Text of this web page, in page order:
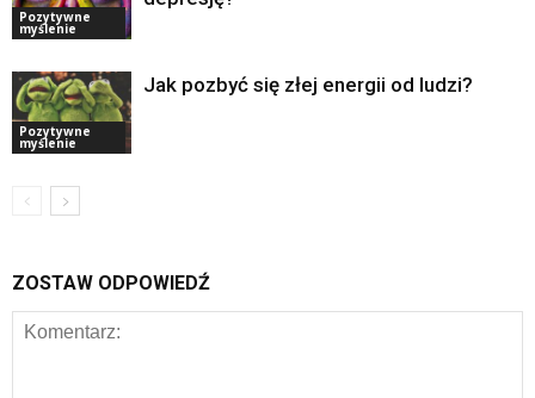
Pozytywne
myślenie
Pozytywne
myślenie
Jak pozbyć się złej energii od ludzi?
ZOSTAW ODPOWIEDŹ